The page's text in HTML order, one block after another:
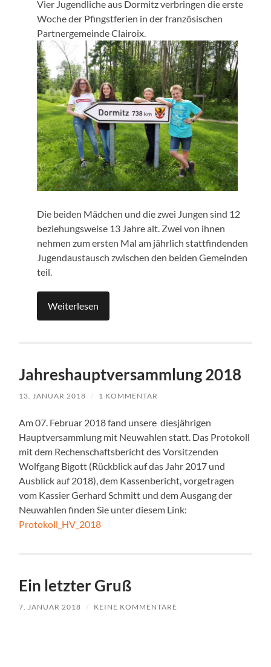
Vier Jugendliche aus Dormitz verbringen die erste
Woche der Pfingstferien in der französischen
Partnergemeinde Clairoix.
Die beiden Mädchen und die zwei Jungen sind 12
beziehungsweise 13 Jahre alt. Zwei von ihnen
nehmen zum ersten Mal am jährlich stattfindenden
Jugendaustausch zwischen den beiden Gemeinden
teil.
Weiterlesen
Jahreshauptversammlung 2018
13. JANUAR 2018 / 1 KOMMENTAR
Am 07. Februar 2018 fand unsere diesjährigen
Hauptversammlung mit Neuwahlen statt. Das Protokoll
mit dem Rechenschaftsbericht des Vorsitzenden
Wolfgang Bigott (Rückblick auf das Jahr 2017 und
Ausblick auf 2018), dem Kassenbericht, vorgetragen
vom Kassier Gerhard Schmitt und dem Ausgang der
Neuwahlen finden Sie unter diesem Link:
Protokoll_HV_2018
Ein letzter Gruß
7. JANUAR 2018 / KEINE KOMMENTARE